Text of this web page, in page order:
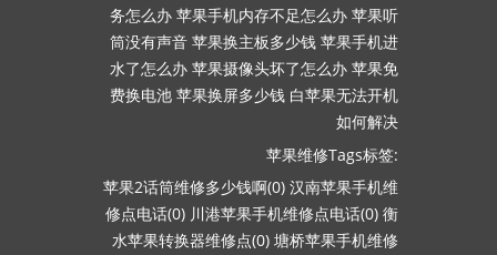
务怎么办 苹果手机内存不足怎么办 苹果听
筒没有声音 苹果换主板多少钱 苹果手机进
水了怎么办 苹果摄像头坏了怎么办 苹果免
费换电池 苹果换屏多少钱 白苹果无法开机
如何解决
苹果维修Tags标签:
苹果2话筒维修多少钱啊(0) 汉南苹果手机维
修点电话(0) 川港苹果手机维修点电话(0) 衡
水苹果转换器维修点(0) 塘桥苹果手机维修